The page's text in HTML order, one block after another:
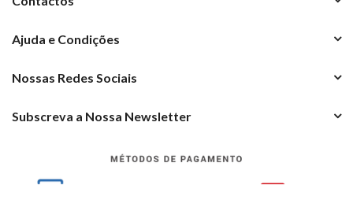
Ajuda e Condições
Nossas Redes Sociais
Subscreva a Nossa Newsletter